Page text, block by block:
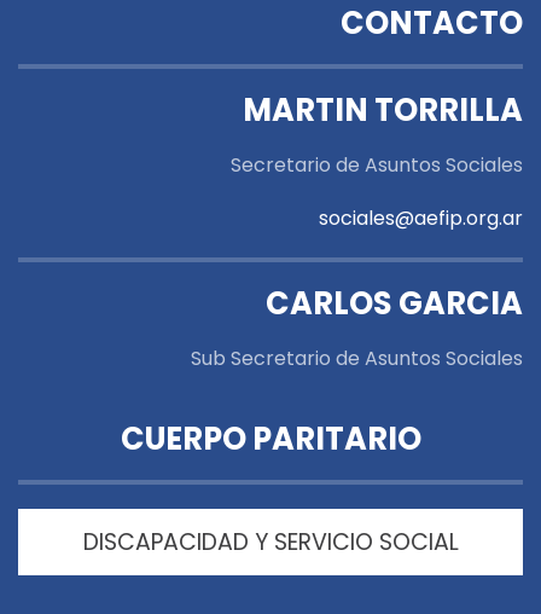
CONTACTO
MARTIN TORRILLA
Secretario de Asuntos Sociales
sociales@aefip.org.ar
CARLOS GARCIA
Sub Secretario de Asuntos Sociales
CUERPO PARITARIO
DISCAPACIDAD Y SERVICIO SOCIAL